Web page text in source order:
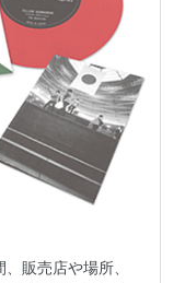
販売店や場所、